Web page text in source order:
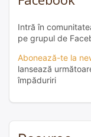
Intră în
pe grupul de
Abonează-te la
lansează
împăduriri